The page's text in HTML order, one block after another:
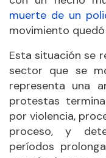
muerte de un
movimiento
Esta situación se
sector que se
representa una
protestas
por violencia,
proceso, y
períodos